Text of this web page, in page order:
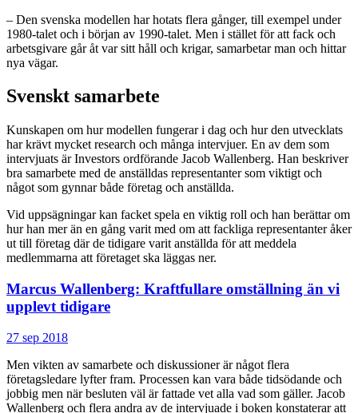
– Den svenska modellen har hotats flera gånger, till exempel under
1980-talet och i början av 1990-talet. Men i stället för att fack och
arbetsgivare går åt var sitt håll och krigar, samarbetar man och hittar
nya vägar.
Svenskt samarbete
Kunskapen om hur modellen fungerar i dag och hur den utvecklats
har krävt mycket research och många intervjuer. En av dem som
intervjuats är Investors ordförande Jacob Wallenberg. Han beskriver
bra samarbete med de anställdas representanter som viktigt och
något som gynnar både företag och anställda.
Vid uppsägningar kan facket spela en viktig roll och han berättar om
hur han mer än en gång varit med om att fackliga representanter åker
ut till företag där de tidigare varit anställda för att meddela
medlemmarna att företaget ska läggas ner.
Marcus Wallenberg: Kraftfullare omställning än vi
upplevt tidigare
27 sep 2018
Men vikten av samarbete och diskussioner är något flera
företagsledare lyfter fram. Processen kan vara både tidsödande och
jobbig men när besluten väl är fattade vet alla vad som gäller. Jacob
Wallenberg och flera andra av de intervjuade i boken konstaterar att